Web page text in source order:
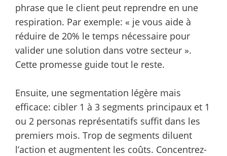
phrase que le client peut reprendre en une
respiration. Par exemple: « je vous aide à
réduire de 20% le temps nécessaire pour
valider une solution dans votre secteur ».
Cette promesse guide tout le reste.
Ensuite, une segmentation légère mais
efficace: cibler 1 à 3 segments principaux et 1
ou 2 personas représentatifs suffit dans les
premiers mois. Trop de segments diluent
l’action et augmentent les coûts. Concentrez-